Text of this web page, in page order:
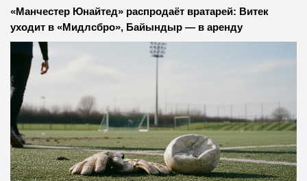
«Манчестер Юнайтед» распродаёт вратарей: Витек
уходит в «Мидлсбро», Байындыр — в аренду